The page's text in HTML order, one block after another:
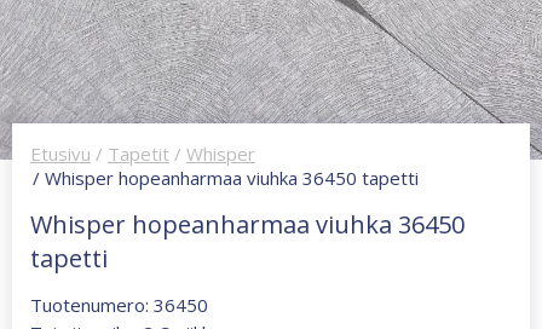
Etusivu / Tapetit / Whisper
/ Whisper hopeanharmaa viuhka 36450 tapetti
Whisper hopeanharmaa viuhka 36450
tapetti
Tuotenumero: 36450